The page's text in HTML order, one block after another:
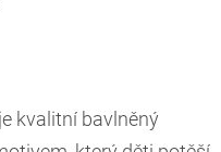
kvalitní bavlněný